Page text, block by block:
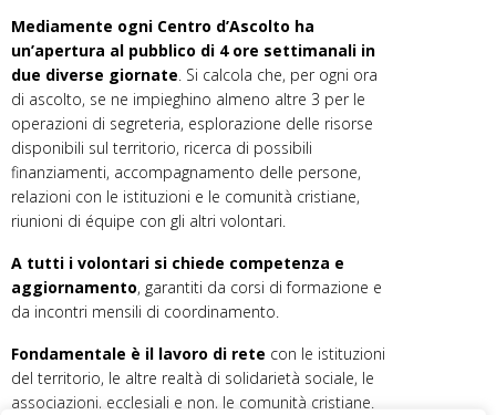
Mediamente ogni Centro d’Ascolto ha
un’apertura al pubblico di 4 ore settimanali in
due diverse giornate. Si calcola che, per ogni ora
di ascolto, se ne impieghino almeno altre 3 per le
operazioni di segreteria, esplorazione delle risorse
disponibili sul territorio, ricerca di possibili
finanziamenti, accompagnamento delle persone,
relazioni con le istituzioni e le comunità cristiane,
riunioni di équipe con gli altri volontari.
A tutti i volontari si chiede competenza e
aggiornamento, garantiti da corsi di formazione e
da incontri mensili di coordinamento.
Fondamentale è il lavoro di rete con le istituzioni
del territorio, le altre realtà di solidarietà sociale, le
associazioni, ecclesiali e non, le comunità cristiane.